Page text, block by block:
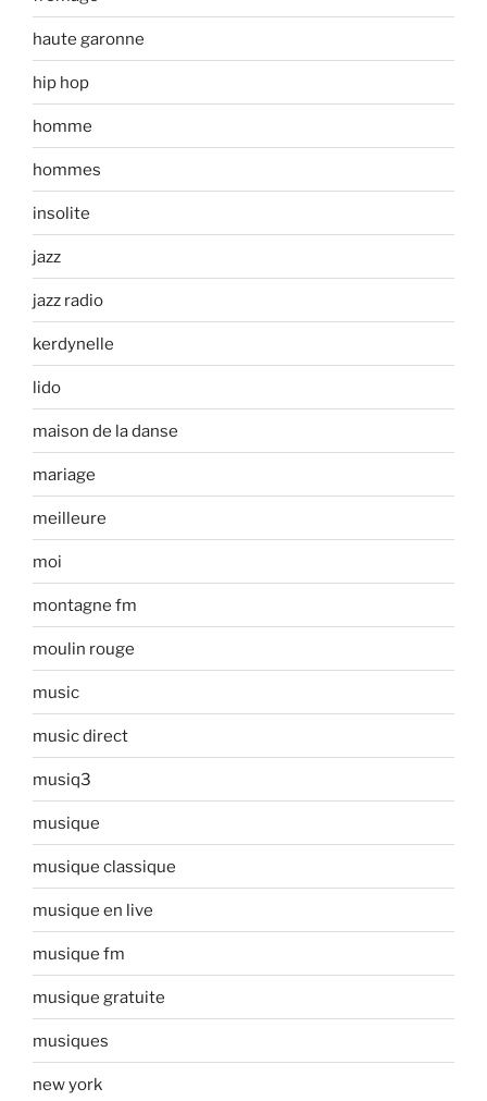
haute garonne
hip hop
homme
hommes
insolite
jazz
jazz radio
kerdynelle
lido
maison de la danse
mariage
meilleure
moi
montagne fm
moulin rouge
music
music direct
musiq3
musique
musique classique
musique en live
musique fm
musique gratuite
musiques
new york